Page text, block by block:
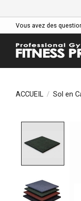
Vous avez des
ACCUEIL / Sol en